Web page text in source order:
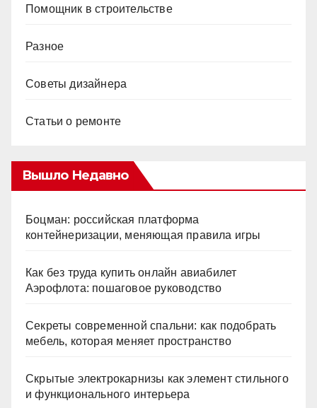
Помощник в строительстве
Разное
Советы дизайнера
Статьи о ремонте
Вышло Недавно
Боцман: российская платформа
контейнеризации, меняющая правила игры
Как без труда купить онлайн авиабилет
Аэрофлота: пошаговое руководство
Секреты современной спальни: как подобрать
мебель, которая меняет пространство
Скрытые электрокарнизы как элемент стильного
и функционального интерьера